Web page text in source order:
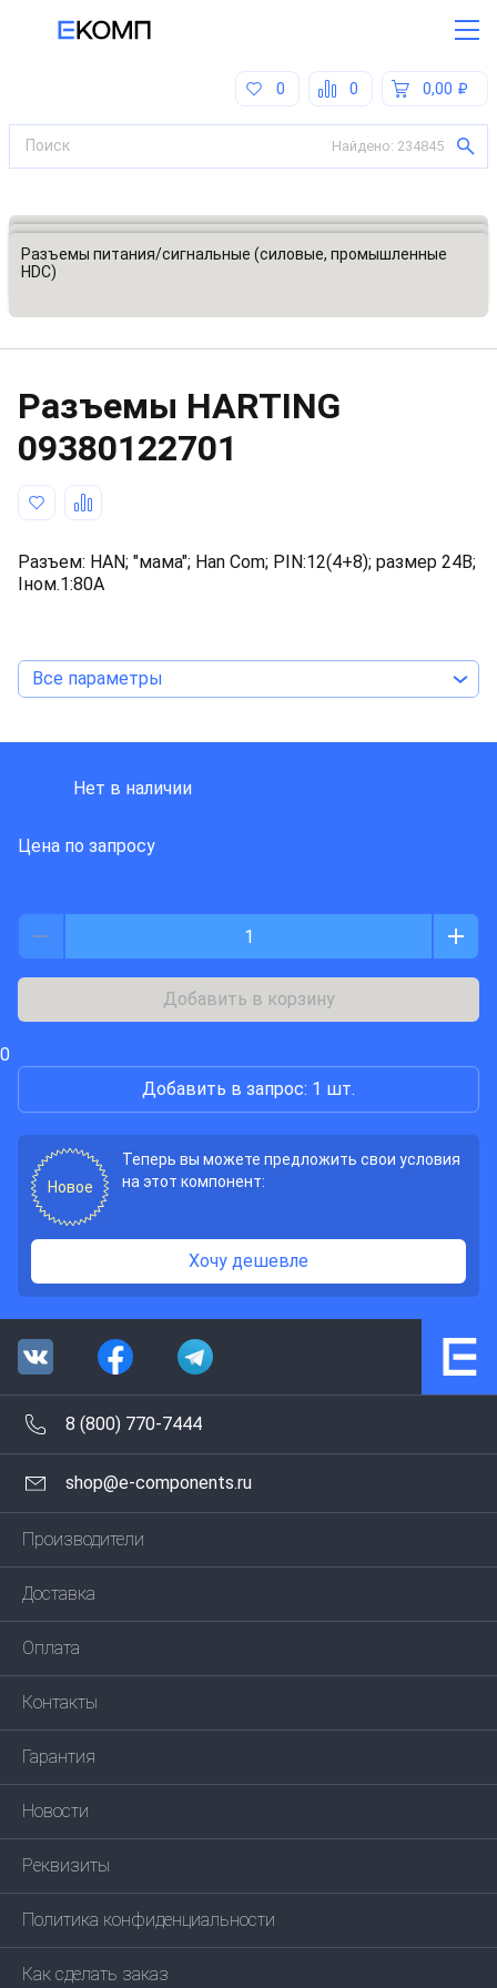
0,00
0
0
Найдено: 234845
Все категории
Разъемы, соединители
Разъемы питания/сигнальные (силовые, промышленные
HDC)
Разъeмы HARTING
09380122701
Разъем: HAN; "мама"; Han Com; PIN:12(4+8); размер 24В;
Iном.1:80А
Все параметры
Нет в наличии
Цена по запросу
Добавить в корзину
0
Добавить в запрос: 1 шт.
Новое
Теперь вы можете предложить свои условия
на этот компонент:
Хочу дешевле
8 (800) 770-7444
shop@e-components.ru
Производители
Доставка
Оплата
Контакты
Гарантия
Новости
Реквизиты
Политика конфиденциальности
Как сделать заказ